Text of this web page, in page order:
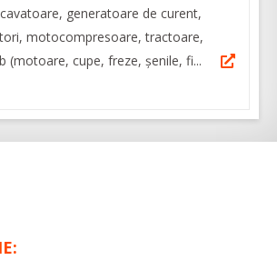
generatoare de curent,
motocompresoare, tractoare,
(motoare, cupe, freze, șenile, fi...